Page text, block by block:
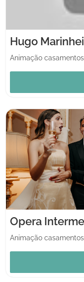
Hugo
Animação casamentos
Opera
Animação casamentos